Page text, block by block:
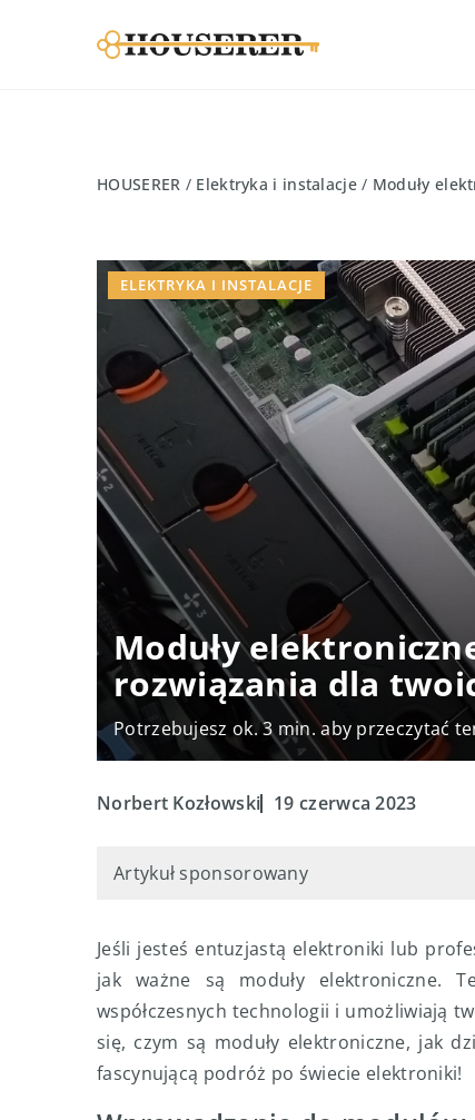
HOUSERER / Elektryka i instalacje/ Moduły
Moduły
rozwiązania dla
Potrzebujesz ok. 3 min. aby przeczytać
ELEKTRYKA I INSTALACJE
Norbert Kozłowski 19 czerwca 2023
Artykuł sponsorowany
Jeśli jesteś entuzjastą elektroniki lub
jak ważne są moduły elektroniczne.
współczesnych technologii i umożliwiają
się, czym są moduły elektroniczne, jak
fascynującą podróż po świecie elektroniki!